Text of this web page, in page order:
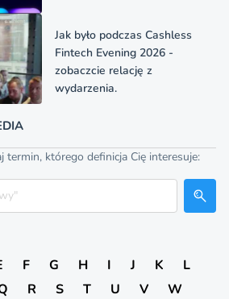
Jak było podczas Cashless
Fintech Evening 2026 -
zobaczcie relację z
wydarzenia.
którego definicja Cię interesuje:
F G H I J K
L
R S T U V
W